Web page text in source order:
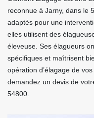
reconnue à Jarny, dans le
adaptés pour une
elles utilisent des
éleveuse. Ses élagueurs
spécifiques et maîtrisent
opération d’élagage de
demandez un devis de
54800.